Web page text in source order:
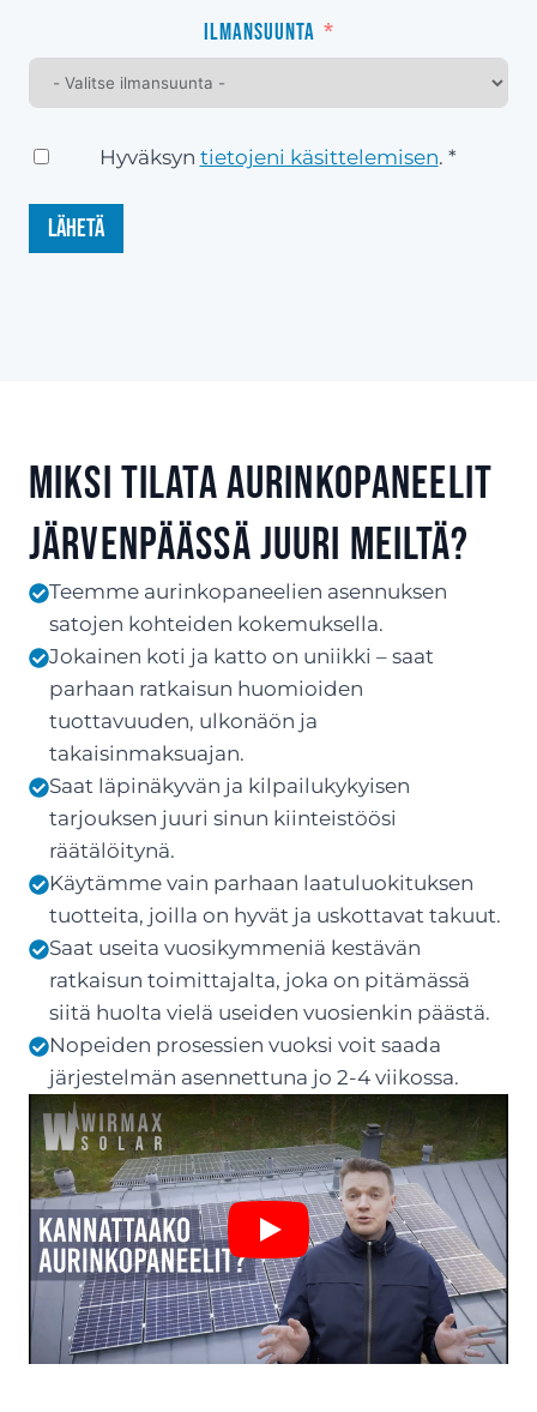
Ilmansuunta
Hyväksyn tietojeni käsittelemisen. *
Lähetä
Miksi tilata aurinkopaneelit
Järvenpäässä juuri meiltä?
Teemme aurinkopaneelien asennuksen
satojen kohteiden kokemuksella.
Jokainen koti ja katto on uniikki – saat
parhaan ratkaisun huomioiden
tuottavuuden, ulkonäön ja
takaisinmaksuajan.
Saat läpinäkyvän ja kilpailukykyisen
tarjouksen juuri sinun kiinteistöösi
räätälöitynä.
Käytämme vain parhaan laatuluokituksen
tuotteita, joilla on hyvät ja uskottavat takuut.
Saat useita vuosikymmeniä kestävän
ratkaisun toimittajalta, joka on pitämässä
siitä huolta vielä useiden vuosienkin päästä.
Nopeiden prosessien vuoksi voit saada
järjestelmän asennettuna jo 2-4 viikossa.
Play